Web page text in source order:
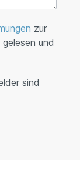
zur
gelesen und
sind